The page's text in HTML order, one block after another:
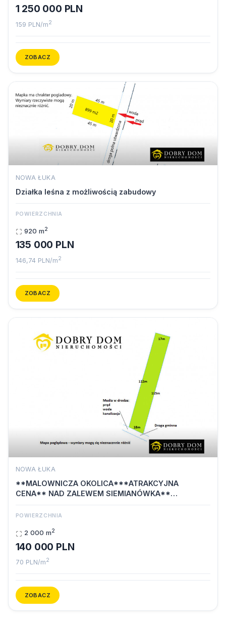
1 250 000 PLN
159 PLN/m2
ZOBACZ
NOWA ŁUKA
Działka leśna z możliwością zabudowy
POWIERZCHNIA
920 m2
135 000 PLN
146,74 PLN/m2
ZOBACZ
NOWA ŁUKA
**MALOWNICZA OKOLICA***ATRAKCYJNA
CENA** NAD ZALEWEM SIEMIANÓWKA**
POWIERZCHNIA
2 000 m2
140 000 PLN
70 PLN/m2
ZOBACZ